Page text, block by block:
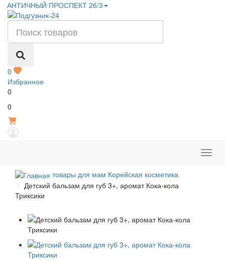
АНТИЧНЫЙ ПРОСПЕКТ 26/3
0
Избранное
0
0
товары для мам Корейская косметика
Детский бальзам для губ 3+, аромат Кока-кола
Триксики